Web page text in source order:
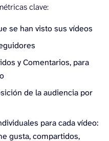
clave:
se han visto sus vídeos
y Comentarios, para
de la audiencia por
para cada vídeo:
gusta, compartidos,